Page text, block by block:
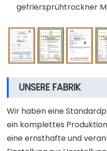
gefriersprühtrockner
UNSERE FABRIK
Wir haben eine
ein komplettes
eine ernsthafte und